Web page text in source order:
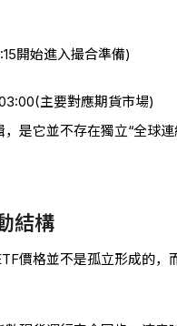
開始進入撮合準備)
主要對應期貨市場)
是它並不存在獨立“全球
結構
價格並不是孤立形成的，